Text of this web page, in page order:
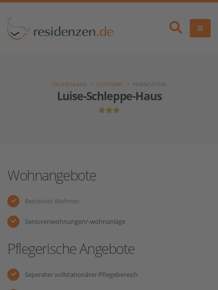
Luise-Schleppe-Haus
DEUTSCHLAND STUTTGART PÄSENTATION
Wohnangebote
Betreutes Wohnen
Seniorenwohnungen/-wohnanlage
Pflegerische Angebote
Seperater vollstationärer Pflegebereich